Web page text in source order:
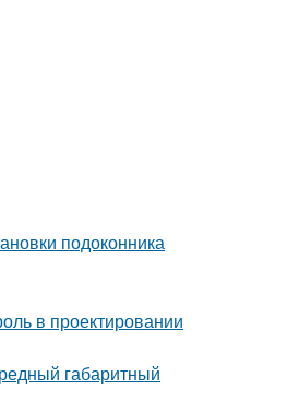
подоконника
в проектировании
габаритный